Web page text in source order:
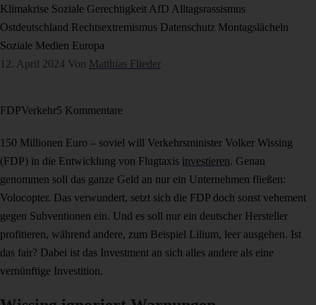
Klimakrise Soziale Gerechtigkeit AfD Alltagsrassismus
Ostdeutschland Rechtsextremismus Datenschutz Montagslächeln
Soziale Medien Europa
12. April 2024 Von Matthias Flieder
FDPVerkehr5 Kommentare
150 Millionen Euro – soviel will Verkehrsminister Volker Wissing
(FDP) in die Entwicklung von Flugtaxis investieren. Genau
genommen soll das ganze Geld an nur ein Unternehmen fließen:
Volocopter. Das verwundert, setzt sich die FDP doch sonst vehement
gegen Subventionen ein. Und es soll nur ein deutscher Hersteller
profitieren, während andere, zum Beispiel Lilium, leer ausgehen. Ist
das fair? Dabei ist das Investment an sich alles andere als eine
vernünftige Investition.